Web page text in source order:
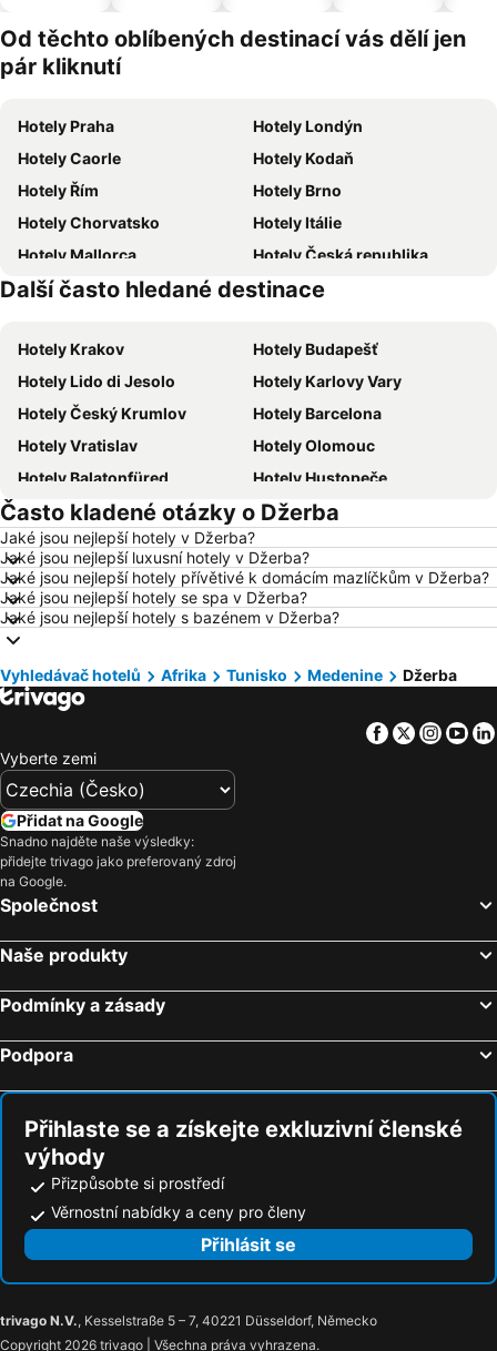
domácí
zvířata
Od těchto oblíbených destinací vás dělí jen
pár kliknutí
Hotely Praha
Hotely Londýn
Hotely Caorle
Hotely Kodaň
Hotely Řím
Hotely Brno
Hotely Chorvatsko
Hotely Itálie
Hotely Mallorca
Hotely Česká republika
Hotely Vysočina
Hotely Istrie
Další často hledané destinace
Hotely Krakov
Hotely Budapešť
Hotely Lido di Jesolo
Hotely Karlovy Vary
Hotely Český Krumlov
Hotely Barcelona
Hotely Vratislav
Hotely Olomouc
Hotely Balatonfüred
Hotely Hustopeče
Hotely Vídeň
Hotely Hurghada
Hotely Bratislava
Hotely Kolobrzeg
Hotely Třeboň
Hotely Málaga
Hotely Amsterdam
Hotely Ostrava
Hotely Lignano Sabbiadoro
Hotely Šumava
Hotely Wolfgangsee
Hotely Kréta
Hotely Slovinsko
Hotely Korfu
Hotely Krkonoše
Hotely Jihočeský kraj
Hotely Rhodos
Často kladené otázky o Džerba
Jaké jsou nejlepší hotely v Džerba?
Jaké jsou nejlepší luxusní hotely v Džerba?
Jaké jsou nejlepší hotely přívětivé k domácím mazlíčkům v Džerba?
Jaké jsou nejlepší hotely se spa v Džerba?
Jaké jsou nejlepší hotely s bazénem v Džerba?
Vyhledávač hotelů Afrika Tunisko Medenine Džerba
Facebook
Twitter
Vyberte zemi
Přidat na Google
Snadno najděte naše výsledky:
přidejte trivago jako preferovaný zdroj
na Google.
Společnost
Naše produkty
Podmínky a zásady
Podpora
Přihlaste se a získejte exkluzivní členské
výhody
Přizpůsobte si prostředí
Věrnostní nabídky a ceny pro členy
Přihlásit se
trivago N.V., Kesselstraße 5 – 7, 40221 Düsseldorf, Německo
Copyright 2026 trivago | Všechna práva vyhrazena.